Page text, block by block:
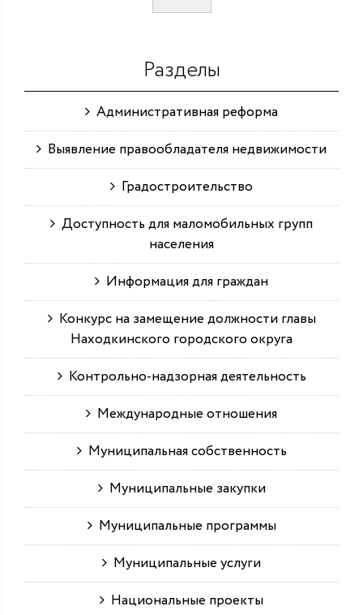
Разделы
Административная реформа
Выявление правообладателя недвижимости
Градостроительство
Доступность для маломобильных групп
населения
Информация для граждан
Конкурс на замещение должности главы
Находкинского городского округа
Контрольно-надзорная деятельность
Международные отношения
Муниципальная собственность
Муниципальные закупки
Муниципальные программы
Муниципальные услуги
Национальные проекты